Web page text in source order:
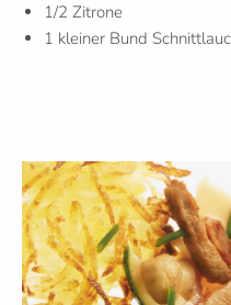
1/2 Zitrone
1 kleiner Bund